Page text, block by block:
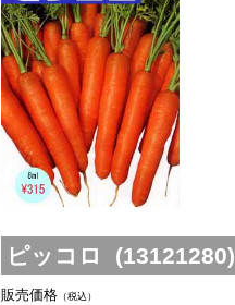
ピッコロ (13121280)
販売価格 （税込）